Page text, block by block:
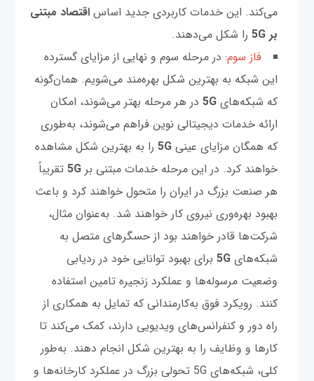
می‌کند. این خدمات کاربردی جدید اساساقتصاد مبتنی
بر 5G را شکل می‌دهند.
فاز سوم: در مرحله سوم و نهایی از مزایای گسترده
این شبکه به ‌بهترین شکل بهره‌مند می‌شویم. همان‌گونه
که شبکه‌های5G در هر مرحله بهتر می‌شوند، امکان
ارائه خدمات دیجیتالی نوین فراهم می‌شوند، به‌طوری
که همگان مزایای عینی5G را به ‌بهترین شکل مشاهده
خواهند کرد. در این مرحله خدمات مبتنی بر5G تقریباً
هر صنعت بزرگ در ایران را متحول خواهند کرد و باعث
بهبود بهره‌وری نیروی کار خواهند شد. به‌عنوان مثال،
شرکت‌ها قادر خواهند بود از حسگرهای متصل به
شبکه‌های5G برای بهبود توانایی خود در ردیابی
وضعیت مرسوله‌ها و عملکرد زنجیره تامین استفاده
کنند. رویکرد فوق به‌کارمندانی که تمایل به‌ همکاری از
راه دور و کنفرانس‌های ویدیویی دارند، کمک می‌کند تا
کارها و وظایف را به‌ بهترین شکل انجام دهند. به‌طور
کلی، شبکه‌های 5G تحولی بزرگ در عملکرد کارخانه‌ها و